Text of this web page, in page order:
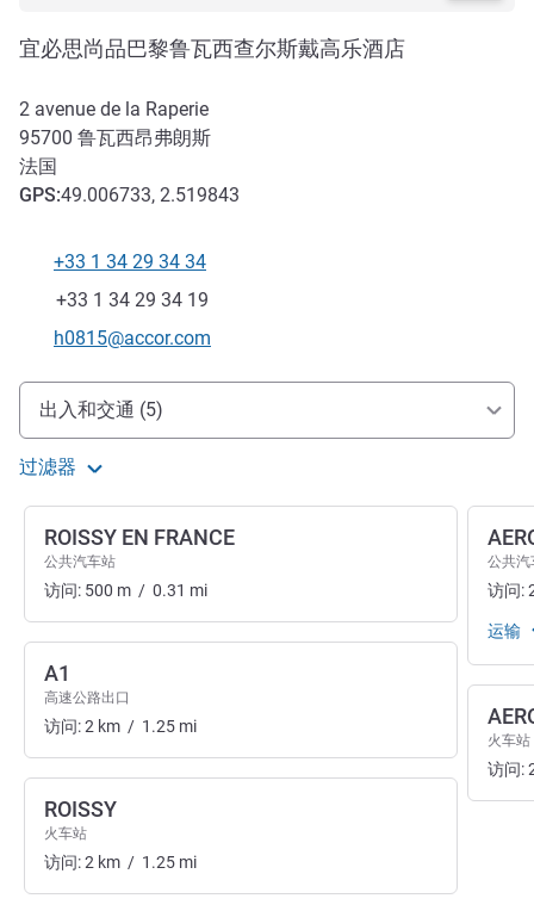
宜必思尚品巴黎鲁瓦西查尔斯戴高乐酒店
2 avenue de la Raperie
95700 鲁瓦西昂弗朗斯
法国
GPS:49.006733, 2.519843
电话
+33 1 34 29 34 34
传真
+33 1 34 29 34 19
联系电子邮件
h0815@accor.com
抵达和交通
出入和交通 (5)
过滤器
ROISSY EN FRANCE
公共汽车站
访问: 500 m / 0.31 mi
A1
高速公路出口
访问:2 km / 1.25 mi
ROISSY
火车站
访问:2 km / 1.25 mi
公共汽
访问:
运输
火车站
访问: